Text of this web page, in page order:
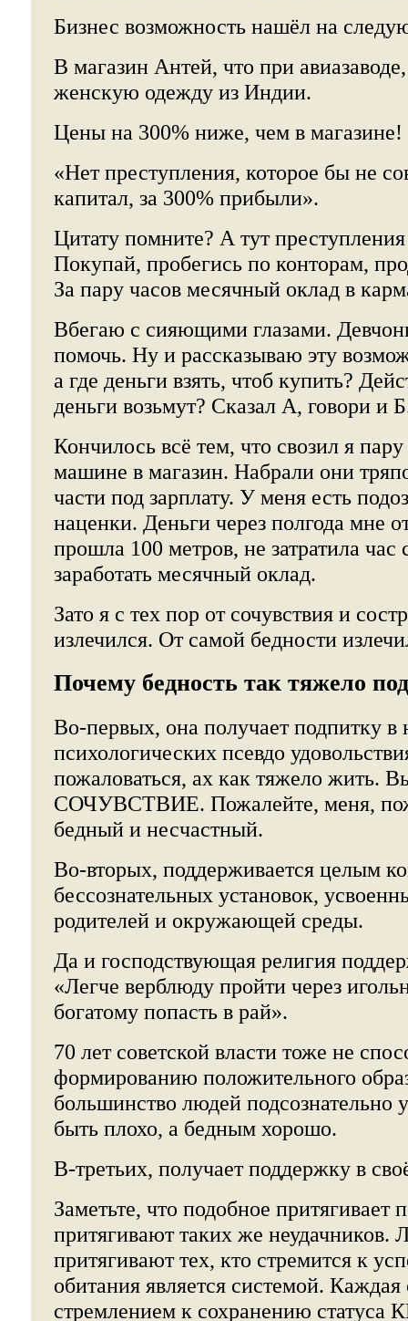
Бизнес возможность нашёл на
В магазин Антей, что при
женскую одежду из Индии.
Цены на 300% ниже, чем в магазине!
«Нет преступления, которое бы не
капитал, за 300% прибыли».
Цитату помните? А тут
Покупай, пробегись по конторам,
За пару часов месячный оклад в
Вбегаю с сияющими глазами.
помочь. Ну и рассказываю эту
а где деньги взять, чтоб купить?
деньги возьмут? Сказал А, говори и
Кончилось всё тем, что свозил я
машине в магазин. Набрали они
части под зарплату. У меня есть
наценки. Деньги через полгода мне
прошла 100 метров, не затратила час
заработать месячный оклад.
Зато я с тех пор от сочувствия и
излечился. От самой бедности
Почему бедность так тяжело
Во-первых, она получает подпитку в
психологических псевдо
пожаловаться, ах как тяжело жить.
СОЧУВСТВИЕ. Пожалейте, меня,
бедный и несчастный.
Во-вторых, поддерживается целым
бессознательных установок,
родителей и окружающей среды.
Да и господствующая религия
«Легче верблюду пройти через
богатому попасть в рай».
70 лет советской власти тоже не
формированию положительного
большинство людей подсознательно
быть плохо, а бедным хорошо.
В-третьих, получает поддержку в
Заметьте, что подобное притягивает
притягивают таких же неудачников.
притягивают тех, кто стремится к
обитания является системой. Каждая
стремлением к сохранению статуса